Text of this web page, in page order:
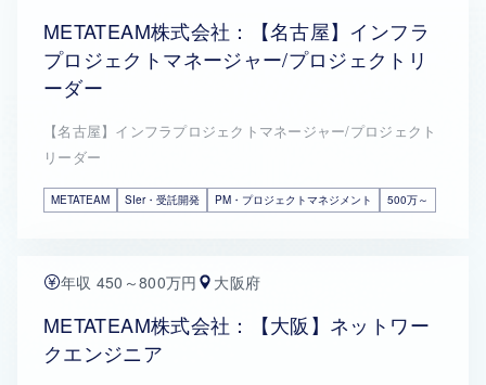
METATEAM株式会社：【名古屋】インフラ
プロジェクトマネージャー/プロジェクトリ
ーダー
【名古屋】インフラプロジェクトマネージャー/プロジェクト
リーダー
METATEAM SIer・受託開発 PM・プロジェクトマネジメント 500万～
年収 450～800万円 大阪府
METATEAM株式会社：【大阪】ネットワー
クエンジニア